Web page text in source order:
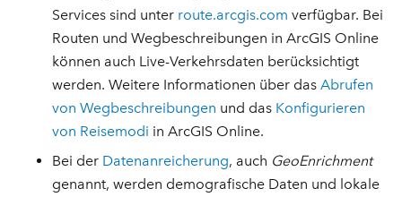
Services sind unter route.arcgis.com verfügbar. Bei
Routen und Wegbeschreibungen in ArcGIS Online
können auch Live-Verkehrsdaten berücksichtigt
werden. Weitere Informationen über dasAbrufen
von Wegbeschreibungen und das Konfigurieren
von Reisemodi in ArcGIS Online.
Bei der Datenanreicherung, auch GeoEnrichment
genannt, werden demografische Daten und lokale